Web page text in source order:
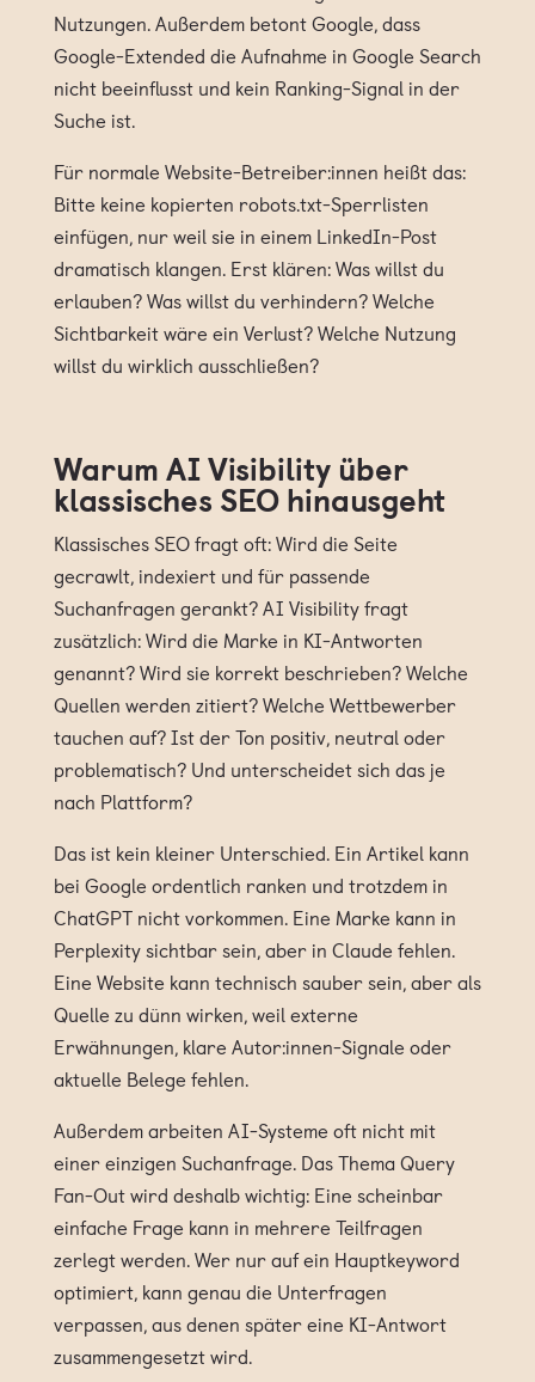
Nutzungen. Außerdem betont Google, dass
Google-Extended die Aufnahme in Google Search
nicht beeinflusst und kein Ranking-Signal in der
Suche ist.
Für normale Website-Betreiber:innen heißt das:
Bitte keine kopierten robots.txt-Sperrlisten
einfügen, nur weil sie in einem LinkedIn-Post
dramatisch klangen. Erst klären: Was willst du
erlauben? Was willst du verhindern? Welche
Sichtbarkeit wäre ein Verlust? Welche Nutzung
willst du wirklich ausschließen?
Warum AI Visibility über
klassisches SEO hinausgeht
Klassisches SEO fragt oft: Wird die Seite
gecrawlt, indexiert und für passende
Suchanfragen gerankt? AI Visibility fragt
zusätzlich: Wird die Marke in KI-Antworten
genannt? Wird sie korrekt beschrieben? Welche
Quellen werden zitiert? Welche Wettbewerber
tauchen auf? Ist der Ton positiv, neutral oder
problematisch? Und unterscheidet sich das je
nach Plattform?
Das ist kein kleiner Unterschied. Ein Artikel kann
bei Google ordentlich ranken und trotzdem in
ChatGPT nicht vorkommen. Eine Marke kann in
Perplexity sichtbar sein, aber in Claude fehlen.
Eine Website kann technisch sauber sein, aber als
Quelle zu dünn wirken, weil externe
Erwähnungen, klare Autor:innen-Signale oder
aktuelle Belege fehlen.
Außerdem arbeiten AI-Systeme oft nicht mit
einer einzigen Suchanfrage. Das Thema Query
Fan-Out wird deshalb wichtig: Eine scheinbar
einfache Frage kann in mehrere Teilfragen
zerlegt werden. Wer nur auf ein Hauptkeyword
optimiert, kann genau die Unterfragen
verpassen, aus denen später eine KI-Antwort
zusammengesetzt wird.